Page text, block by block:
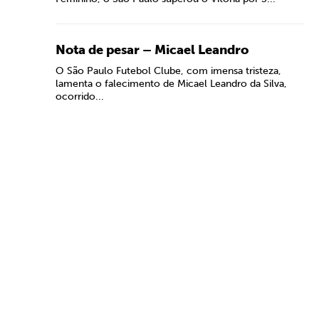
Nota de pesar – Micael Leandro
O São Paulo Futebol Clube, com imensa tristeza,
lamenta o falecimento de Micael Leandro da Silva,
ocorrido...